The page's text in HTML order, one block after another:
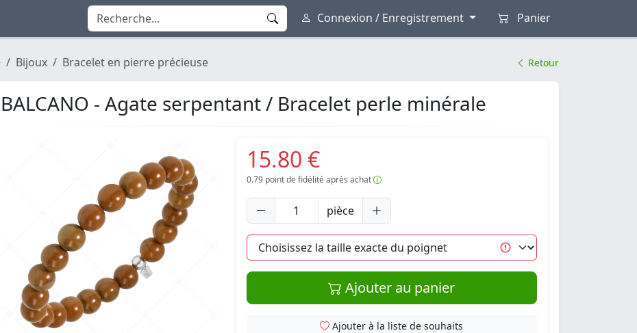
Connexion / Enregistrement Panier
Bijoux Bracelet en pierre précieuse Retour
BALCANO - Agate serpentant / Bracelet perle minérale
15.80 €
0.79point de fidélité après achat
pièce
Ajouter au panier
Ajouter à la liste de souhaits